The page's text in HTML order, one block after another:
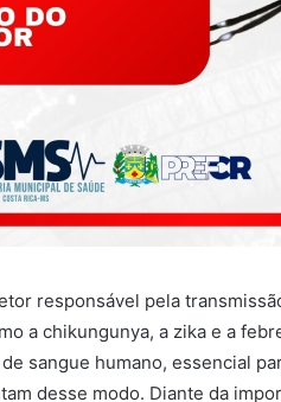
responsável pela
a chikungunya, a zika e a
sangue humano, essencial
desse modo. Diante da